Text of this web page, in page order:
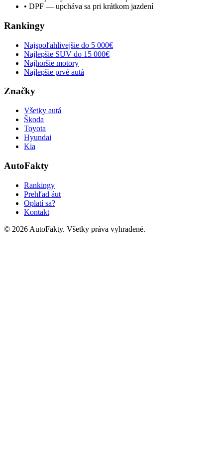
• DPF — upcháva sa pri krátkom jazdení
Rankingy
Najspoľahlivejšie do 5 000€
Najlepšie SUV do 15 000€
Najhoršie motory
Najlepšie prvé autá
Značky
Všetky autá
Škoda
Toyota
Hyundai
Kia
AutoFakty
Rankingy
Prehľad áut
Oplatí sa?
Kontakt
© 2026 AutoFakty. Všetky práva vyhradené.